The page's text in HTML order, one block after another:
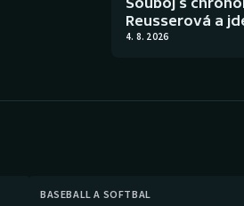
Reusserová a
4. 8. 2026
BASEBALL A SOFTBAL